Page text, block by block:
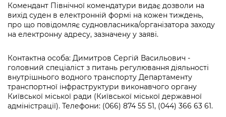
Комендант Північної комендатури видає дозволи на
вихід суден в електронній формі на кожен тиждень,
про що повідомляє судновласника/організатора заходу
на електронну адресу, зазначену у заяві.
Контактна особа: Димитров Сергій Васильович -
головний спеціаліст з питань регулювання діяльності
внутрішнього водного транспорту Департаменту
транспортної інфраструктури виконавчого органу
Київської міської ради (Київської міської державної
адміністрації). Телефони: (066) 874 55 51, (044) 366 63 61.